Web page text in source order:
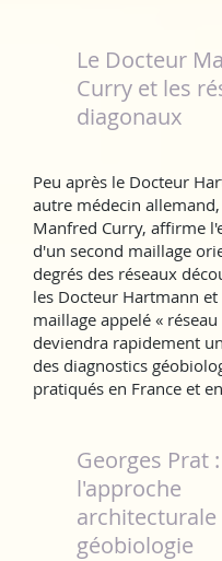
Le Docteur
Curry et les
diagonaux
Peu après le Docteur
autre médecin
Manfred Curry, affirme
d'un second maillage
degrés des réseaux
les Docteur Hartmann et
maillage appelé « réseau
deviendra rapidement
des diagnostics
pratiqués en France et
Georges Prat :
l'approche
architecturale
géobiologie